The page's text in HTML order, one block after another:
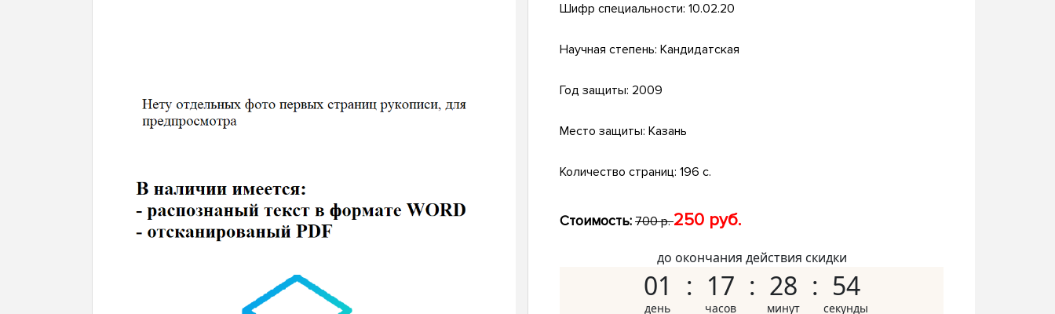
Шифр специальности: 10.02.20
Научная степень: Кандидатская
Год защиты: 2009
Место защиты: Казань
Количество страниц: 196 с.
Стоимость: 700 р.250 руб.
до окончания действия скидки
01 17 28 53